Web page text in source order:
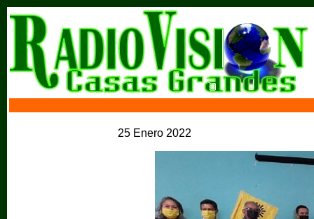
25 Enero 2022